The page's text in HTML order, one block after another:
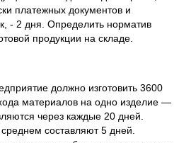
платежных документов и
- 2 дня. Определить норматив
продукции на складе.
должно изготовить 3600
материалов на одно изделие —
через каждые 20 дней.
составляют 5 дней.